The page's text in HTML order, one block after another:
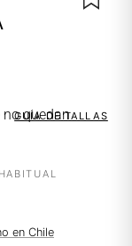
GUÍA DE TALLAS
quedan
en Chile